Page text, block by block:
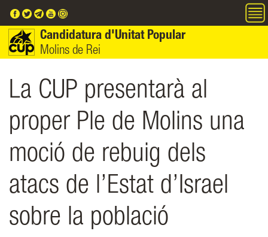
Candidatura d'Unitat Popular
Molins de Rei
La CUP presentarà al
proper Ple de Molins una
moció de rebuig dels
atacs de l’Estat d’Israel
sobre la població